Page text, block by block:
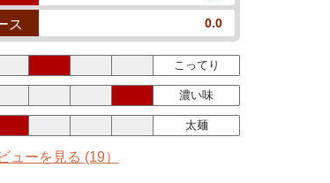
ス 0.0
こってり
濃い味
太麺
ューを見る (19）